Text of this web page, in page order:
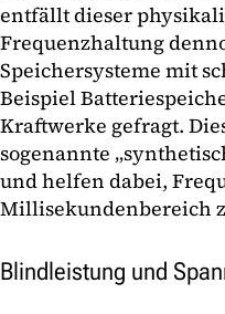
entfällt dieser
Frequenzhaltung
Speichersysteme mit
Beispiel
Kraftwerke gefragt.
sogenannte
und helfen dabei,
Millisekundenbereich
Blindleistung und